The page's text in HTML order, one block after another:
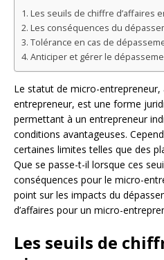
Les seuils de chiffre d’affaires
Les conséquences du
Tolérance en cas de
Anticiper et gérer le
Le statut de micro-
entrepreneur, est une forme
permettant à un entrepreneur
conditions avantageuses.
certaines limites telles que des
Que se passe-t-il lorsque ces
conséquences pour le micro-
point sur les impacts du
d’affaires pour un micro-
Les seuils de